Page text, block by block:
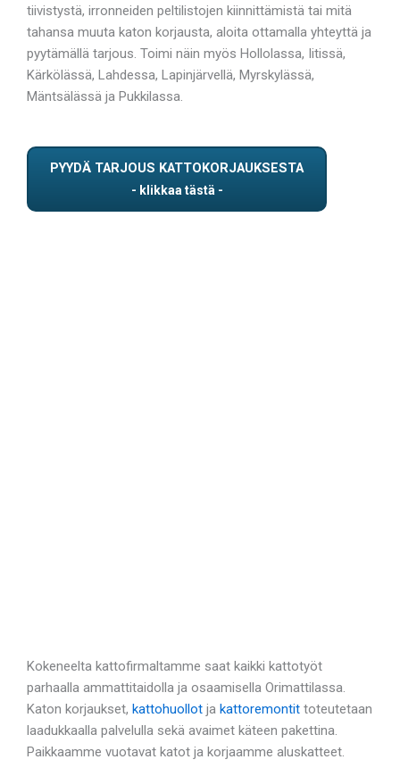
tiivistystä, irronneiden peltilistojen kiinnittämistä tai mitä
tahansa muuta katon korjausta, aloita ottamalla yhteyttä ja
pyytämällä tarjous. Toimi näin myös Hollolassa, Iitissä,
Kärkölässä, Lahdessa, Lapinjärvellä, Myrskylässä,
Mäntsälässä ja Pukkilassa.
PYYDÄ TARJOUS KATTOKORJAUKSESTA
Kokeneelta kattofirmaltamme saat kaikki kattotyöt
parhaalla ammattitaidolla ja osaamisella Orimattilassa.
Katon korjaukset, kattohuollot ja kattoremontit toteutetaan
laadukkaalla palvelulla sekä avaimet käteen pakettina.
Paikkaamme vuotavat katot ja korjaamme aluskatteet.